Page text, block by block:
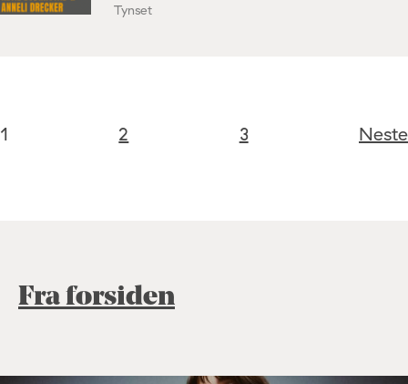
Tynset
1 2 3 Neste
Fra forsiden